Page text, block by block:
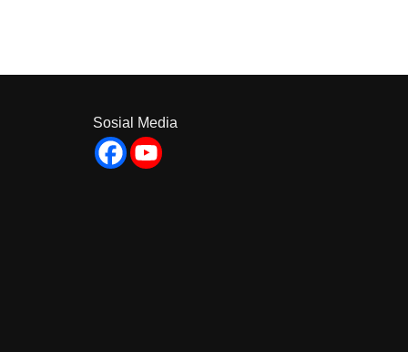
Sosial Media